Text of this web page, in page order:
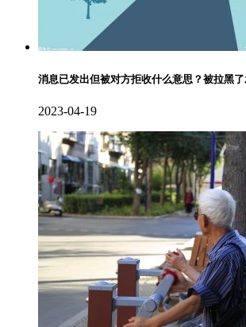
消息已发出但被对方拒收什么意思？被拉黑
2023-04-19